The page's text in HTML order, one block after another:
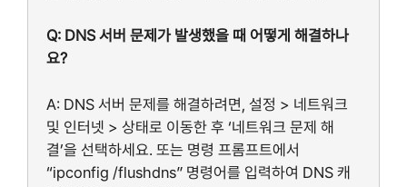
Q: DNS 서버 문제가 발생했을 때 어떻게 해결하나
요?
A: DNS 서버 문제를 해결하려면, 설정 > 네트워크
및 인터넷 > 상태로 이동한 후 ‘네트워크 문제 해
결’을 선택하세요. 또는 명령 프롬프트에서
“ipconfig /flushdns” 명령어를 입력하여 DNS 캐